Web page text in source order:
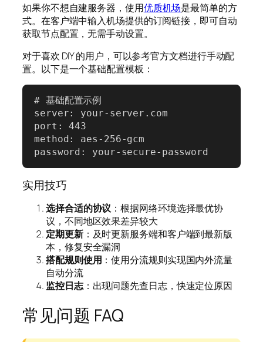
如果你不想自建服务器，使用优质机场是最简单的方
式。在客户端中输入机场提供的订阅链接，即可自动
获取节点配置，无需手动设置。
对于喜欢 DIY 的用户，可以参考官方文档进行手动配
置。以下是一个基础配置模板：
# 基础配置示例
server: your-server.com
port: 443
method: aes-256-gcm
password: your-secure-password
实用技巧
选择合适的协议 ：根据网络环境选择最优协
议，不同地区效果差异较大
定期更新：及时更新服务端和客户端到最新版
本，修复安全漏洞
搭配规则使用 ：使用分流规则实现国内外流量
自动分流
监控日志：出现问题先查日志，快速定位原因
常见问题 FAQ